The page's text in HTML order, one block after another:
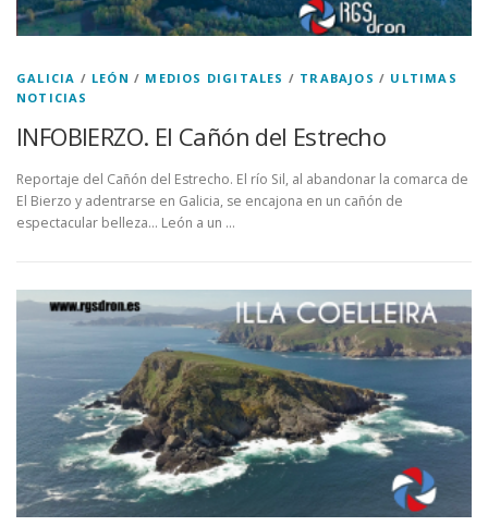
GALICIA / LEÓN / MEDIOS DIGITALES / TRABAJOS / ULTIMAS
NOTICIAS
INFOBIERZO. El Cañón del Estrecho
Reportaje del Cañón del Estrecho. El río Sil, al abandonar la comarca de
El Bierzo y adentrarse en Galicia, se encajona en un cañón de
espectacular belleza… León a un …